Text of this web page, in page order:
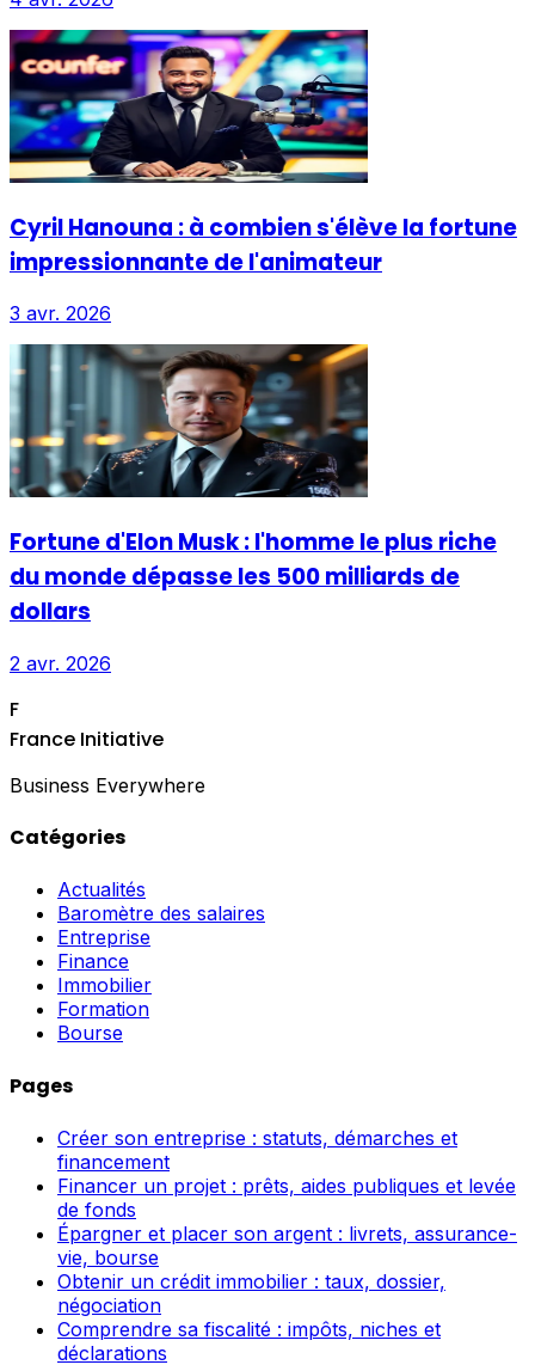
Cyril Hanouna : à combien s'élève la fortune
impressionnante de l'animateur
3 avr. 2026
Fortune d'Elon Musk : l'homme le plus riche
du monde dépasse les 500 milliards de
dollars
2 avr. 2026
F
France Initiative
Business Everywhere
Catégories
Actualités
Baromètre des salaires
Entreprise
Finance
Immobilier
Formation
Bourse
Pages
Créer son entreprise : statuts, démarches et
financement
Financer un projet : prêts, aides publiques et levée
de fonds
Épargner et placer son argent : livrets, assurance-
vie, bourse
Obtenir un crédit immobilier : taux, dossier,
négociation
Comprendre sa fiscalité : impôts, niches et
déclarations